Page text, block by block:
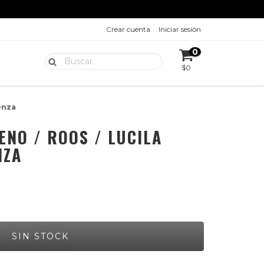
Crear cuenta Iniciar sesión
0
$0
/ ROOS / LUCILA